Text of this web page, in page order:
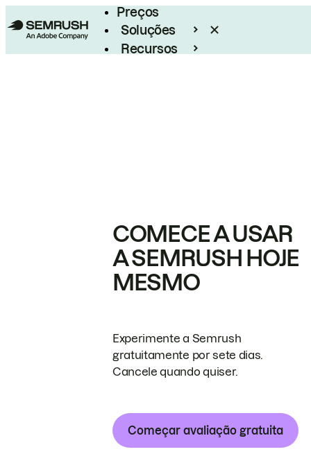
Preços
Soluções
Recursos
COMECE A USAR
A SEMRUSH HOJE
MESMO
Experimente a Semrush
gratuitamente por sete dias.
Cancele quando quiser.
Começar avaliação gratuita